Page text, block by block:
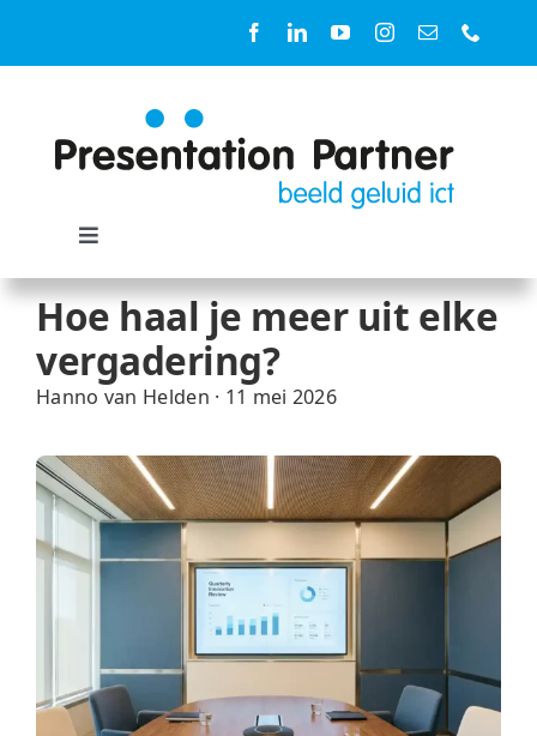
naar
Toggle
Oplossingen
Ruimtes
Diensten
Producten
Nieuws
Hoe haal je meer uit elke
vergadering?
Hanno van Helden · 11 mei 2026